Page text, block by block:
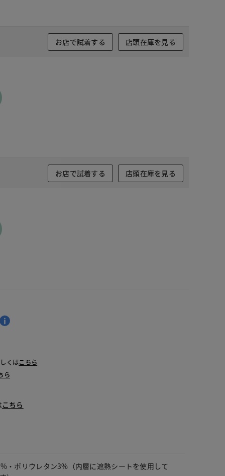
お店で試着する 店頭在庫を見る
お店で試着する 店頭在庫を見る
くはこちら
ら
こちら
・ポリウレタン3%（内層に遮熱シートを使用して